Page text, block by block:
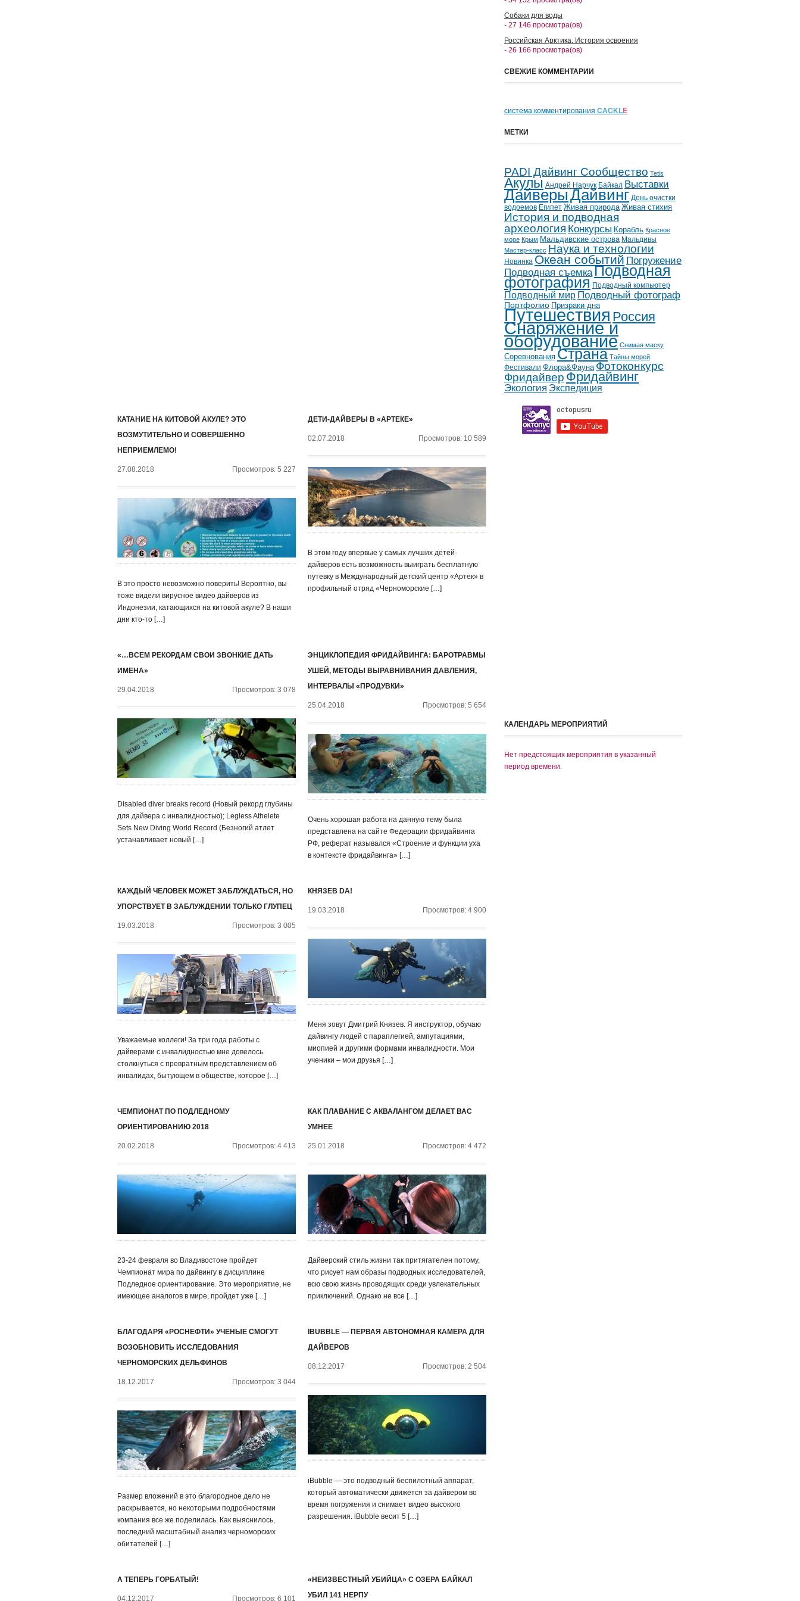
КАТАНИЕ НА КИТОВОЙ АКУЛЕ? ЭТО
ВОЗМУТИТЕЛЬНО И СОВЕРШЕННО
НЕПРИЕМЛЕМО!
27.08.2018 Просмотров: 5 227
В это просто невозможно поверить! Вероятно, вы
тоже видели вирусное видео дайверов из
Индонезии, катающихся на китовой акуле? В наши
дни кто-то […]
ДЕТИ-ДАЙВЕРЫ В «АРТЕКЕ»
02.07.2018 Просмотров: 10 589
В этом году впервые у самых лучших детей-
дайверов есть возможность выиграть бесплатную
путевку в Международный детский центр «Артек» в
профильный отряд «Черноморские […]
«…ВСЕМ РЕКОРДАМ СВОИ ЗВОНКИЕ ДАТЬ
ИМЕНА»
29.04.2018 Просмотров: 3 078
Disabled diver breaks record (Новый рекорд глубины
для дайвера с инвалидностью); Legless Athelete
Sets New Diving World Record (Безногий атлет
устанавливает новый […]
ЭНЦИКЛОПЕДИЯ ФРИДАЙВИНГА: БАРОТРАВМЫ
УШЕЙ, МЕТОДЫ ВЫРАВНИВАНИЯ ДАВЛЕНИЯ,
ИНТЕРВАЛЫ «ПРОДУВКИ»
25.04.2018 Просмотров: 5 654
Очень хорошая работа на данную тему была
представлена на сайте Федерации фридайвинга
РФ, реферат назывался «Строение и функции уха
в контексте фридайвинга» […]
КАЖДЫЙ ЧЕЛОВЕК МОЖЕТ ЗАБЛУЖДАТЬСЯ, НО
УПОРСТВУЕТ В ЗАБЛУЖДЕНИИ ТОЛЬКО ГЛУПЕЦ
19.03.2018 Просмотров: 3 005
Уважаемые коллеги! За три года работы с
дайверами с инвалидностью мне довелось
столкнуться с превратным представлением об
инвалидах, бытующем в обществе, которое […]
КНЯЗЕВ DA!
19.03.2018 Просмотров: 4 900
Меня зовут Дмитрий Князев. Я инструктор, обучаю
дайвингу людей с параплегией, ампутациями,
миопией и другими формами инвалидности. Мои
ученики – мои друзья […]
ЧЕМПИОНАТ ПО ПОДЛЕДНОМУ
ОРИЕНТИРОВАНИЮ 2018
20.02.2018 Просмотров: 4 413
23-24 февраля во Владивостоке пройдет
Чемпионат мира по дайвингу в дисциплине
Подледное ориентирование. Это мероприятие, не
имеющее аналогов в мире, пройдет уже […]
КАК ПЛАВАНИЕ С АКВАЛАНГОМ ДЕЛАЕТ ВАС
УМНЕЕ
25.01.2018 Просмотров: 4 472
Дайверский стиль жизни так притягателен потому,
что рисует нам образы подводных исследователей,
всю свою жизнь проводящих среди увлекательных
приключений. Однако не все […]
БЛАГОДАРЯ «РОСНЕФТИ» УЧЕНЫЕ СМОГУТ
ВОЗОБНОВИТЬ ИССЛЕДОВАНИЯ
ЧЕРНОМОРСКИХ ДЕЛЬФИНОВ
18.12.2017 Просмотров: 3 044
Размер вложений в это благородное дело не
раскрывается, но некоторыми подробностями
компания все же поделилась. Как выяснилось,
последний масштабный анализ черноморских
обитателей […]
IBUBBLE — ПЕРВАЯ АВТОНОМНАЯ КАМЕРА ДЛЯ
ДАЙВЕРОВ
08.12.2017 Просмотров: 2 504
iBubble — это подводный беспилотный аппарат,
который автоматически движется за дайвером во
время погружения и снимает видео высокого
разрешения. iBubble весит 5 […]
А ТЕПЕРЬ ГОРБАТЫЙ!
04.12.2017 Просмотров: 6 101
«НЕИЗВЕСТНЫЙ УБИЙЦА» С ОЗЕРА БАЙКАЛ
УБИЛ 141 НЕРПУ
Собаки для воды
- 27 146 просмотра(ов)
Российская Арктика. История освоения
- 26 166 просмотра(ов)
СВЕЖИЕ КОММЕНТАРИИ
система комментирования CACKLE
МЕТКИ
PADI Дайвинг Сообщество Tetis
Акулы Андрей Нарчук Байкал Выставки
ДайверыДайвинг День очистки
водоемов Египет Живая природа Живая стихия
История и подводная
археология Конкурсы Корабль Красное
море Крым Мальдивские острова Мальдивы
Мастер-класс Наука и технологии
Новинка Океан событий Погружение
Подводная съемкаПодводная
фотография Подводный компьютер
Подводный мир Подводный фотограф
Портфолио Призраки дна
Путешествия Россия
Снаряжение и
оборудование Снимая маску
Соревнования Страна Тайны морей
Фестивали Флора&Фауна Фотоконкурс
Фридайвер Фридайвинг
Экология Экспедиция
КАЛЕНДАРЬ МЕРОПРИЯТИЙ
Нет предстоящих мероприятия в указанный
период времени.